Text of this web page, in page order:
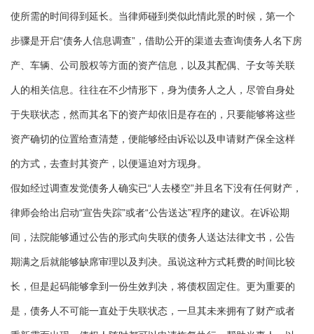
使所需的时间得到延长。当律师碰到类似此情此景的时候，第一个
步骤是开启“债务人信息调查”，借助公开的渠道去查询债务人名下房
产、车辆、公司股权等方面的资产信息，以及其配偶、子女等关联
人的相关信息。往往在不少情形下，身为债务人之人，尽管自身处
于失联状态，然而其名下的资产却依旧是存在的，只要能够将这些
资产确切的位置给查清楚，便能够经由诉讼以及申请财产保全这样
的方式，去查封其资产，以便逼迫对方现身。
假如经过调查发觉债务人确实已“人去楼空”并且名下没有任何财产，
律师会给出启动“宣告失踪”或者“公告送达”程序的建议。在诉讼期
间，法院能够通过公告的形式向失联的债务人送达法律文书，公告
期满之后就能够缺席审理以及判决。虽说这种方式耗费的时间比较
长，但是起码能够拿到一份生效判决，将债权固定住。更为重要的
是，债务人不可能一直处于失联状态，一旦其未来拥有了财产或者